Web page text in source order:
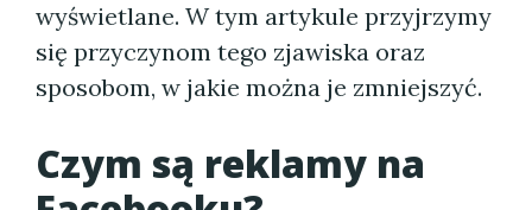
wyświetlane. W tym artykule przyjrzymy
się przyczynom tego zjawiska oraz
sposobom, w jakie można je zmniejszyć.
Czym są reklamy na